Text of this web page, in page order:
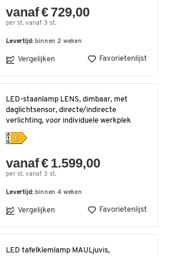
vanaf € 729,00
per st. vanaf 3 st.
Levertijd: binnen 2 weken
Vergelijken Favorietenlijst
LED-staanlamp LENS, dimbaar, met
daglichtsensor, directe/indirecte
verlichting, voor individuele werkplek
vanaf € 1.599,00
per st. vanaf 3 st.
Levertijd: binnen 4 weken
Vergelijken Favorietenlijst
LED tafelklemlamp MAULjuvis,